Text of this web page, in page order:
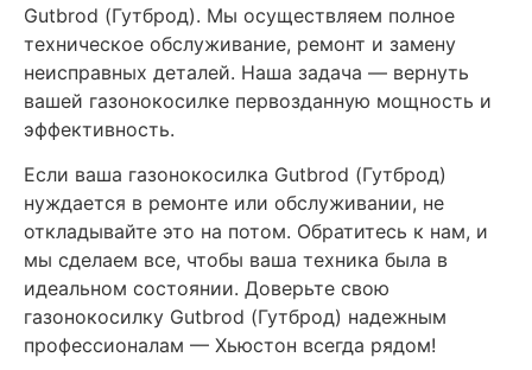
Gutbrod (Гутброд). Мы осуществляем полное
техническое обслуживание, ремонт и замену
неисправных деталей. Наша задача — вернуть
вашей газонокосилке первозданную мощность и
эффективность.
Если ваша газонокосилка Gutbrod (Гутброд)
нуждается в ремонте или обслуживании, не
откладывайте это на потом. Обратитесь к нам, и
мы сделаем все, чтобы ваша техника была в
идеальном состоянии. Доверьте свою
газонокосилку Gutbrod (Гутброд) надежным
профессионалам — Хьюстон всегда рядом!